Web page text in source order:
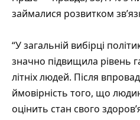
займалися розвитком
“У загальній вибірці
значно підвищила рівень
літніх людей. Після
ймовірність того, що
оцінить стан свого